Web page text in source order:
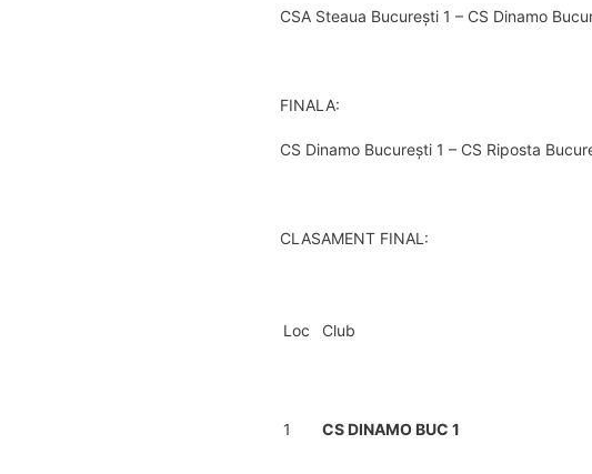
CSA Steaua București 1 – CS Dinamo
FINALA:
CS Dinamo București 1 – CS Riposta
CLASAMENT FINAL:
Loc Club
1 CS DINAMO BUC 1